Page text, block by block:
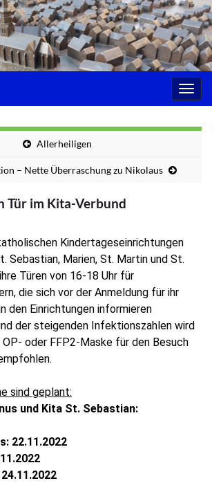
Allerheiligen
– Nette Überraschung zu Nikolaus
Tür im Kita-Verbund
Kindertageseinrichtungen
Sebastian, Marien, St. Martin und St.
Türen von 16-18 Uhr für
die sich vor der Anmeldung für ihr
den Einrichtungen informieren
der steigenden Infektionszahlen wird
OP- oder FFP2-Maske für den Besuch
sind geplant:
und Kita St. Sebastian:
22.11.2022